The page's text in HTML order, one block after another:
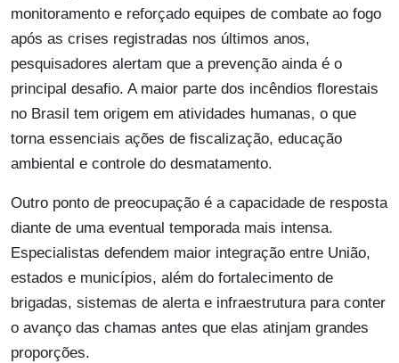
monitoramento e reforçado equipes de combate ao fogo
após as crises registradas nos últimos anos,
pesquisadores alertam que a prevenção ainda é o
principal desafio. A maior parte dos incêndios florestais
no Brasil tem origem em atividades humanas, o que
torna essenciais ações de fiscalização, educação
ambiental e controle do desmatamento.
Outro ponto de preocupação é a capacidade de resposta
diante de uma eventual temporada mais intensa.
Especialistas defendem maior integração entre União,
estados e municípios, além do fortalecimento de
brigadas, sistemas de alerta e infraestrutura para conter
o avanço das chamas antes que elas atinjam grandes
proporções.